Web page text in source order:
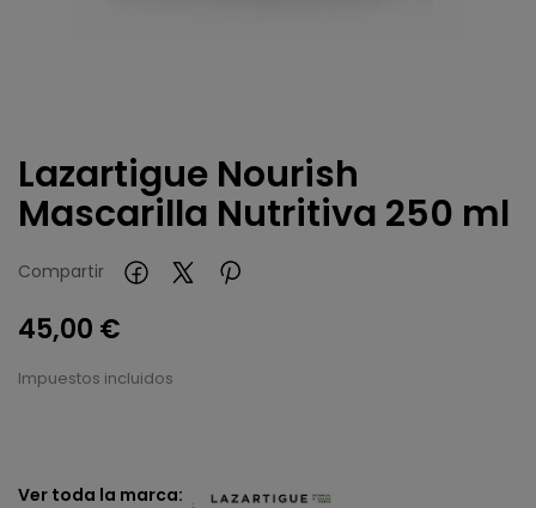
Lazartigue Nourish
Mascarilla Nutritiva 250 ml
Compartir
45,00 €
Impuestos incluidos
Ver toda la marca: